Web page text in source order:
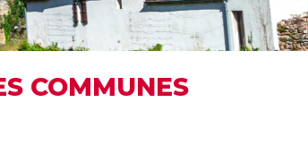
COMMUNES